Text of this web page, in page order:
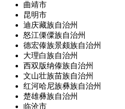
曲靖市
昆明市
迪庆藏族自治州
怒江傈僳族自治州
德宏傣族景颇族自治州
大理白族自治州
西双版纳傣族自治州
文山壮族苗族自治州
红河哈尼族彝族自治州
楚雄彝族自治州
临沧市